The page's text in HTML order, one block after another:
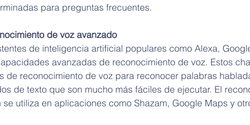
para preguntas frecuentes.
de voz avanzado
de inteligencia artificial populares como Alexa,
avanzadas de reconocimiento de voz. Estos
de reconocimiento de voz para reconocer palabras
de texto que son mucho más fáciles de ejecutar. El
se utiliza en aplicaciones como Shazam, Google Maps y